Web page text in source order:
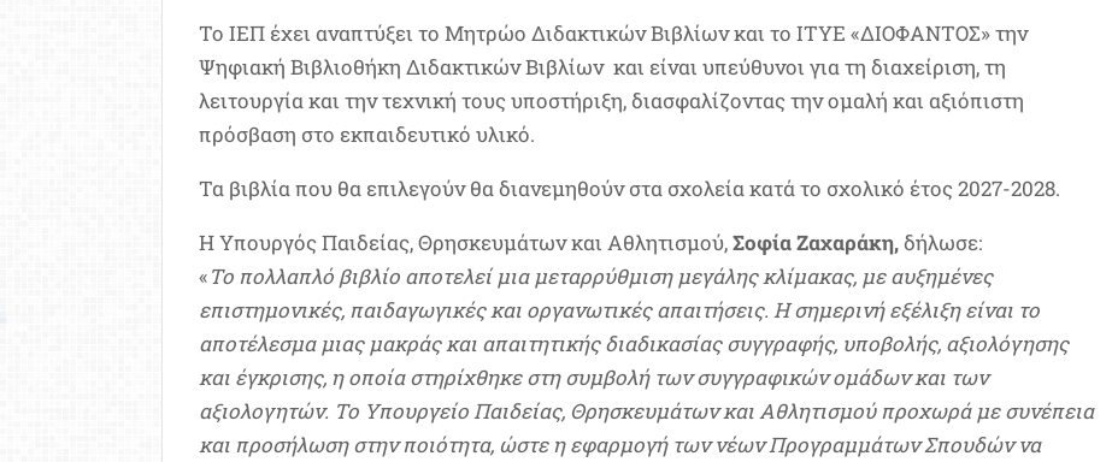
Το ΙΕΠ έχει αναπτύξει το Μητρώο Διδακτικών Βιβλίων και το ΙΤΥΕ «ΔΙΟΦΑΝΤΟΣ» την
Ψηφιακή Βιβλιοθήκη Διδακτικών Βιβλίων και είναι υπεύθυνοι για τη διαχείριση, τη
λειτουργία και την τεχνική τους υποστήριξη, διασφαλίζοντας την ομαλή και αξιόπιστη
πρόσβαση στο εκπαιδευτικό υλικό.
Τα βιβλία που θα επιλεγούν θα διανεμηθούν στα σχολεία κατά το σχολικό έτος 2027-2028.
Η Υπουργός Παιδείας, Θρησκευμάτων και Αθλητισμού,Σοφία Ζαχαράκη,δήλωσε:
«Το πολλαπλό βιβλίο αποτελεί μια μεταρρύθμιση μεγάλης κλίμακας, με αυξημένες
επιστημονικές, παιδαγωγικές και οργανωτικές απαιτήσεις. Η σημερινή εξέλιξη είναι το
αποτέλεσμα μιας μακράς και απαιτητικής διαδικασίας συγγραφής, υποβολής, αξιολόγησης
και έγκρισης, η οποία στηρίχθηκε στη συμβολή των συγγραφικών ομάδων και των
αξιολογητών. Το Υπουργείο Παιδείας, Θρησκευμάτων και Αθλητισμού προχωρά με συνέπεια
και προσήλωση στην ποιότητα, ώστε η εφαρμογή των νέων Προγραμμάτων Σπουδών να